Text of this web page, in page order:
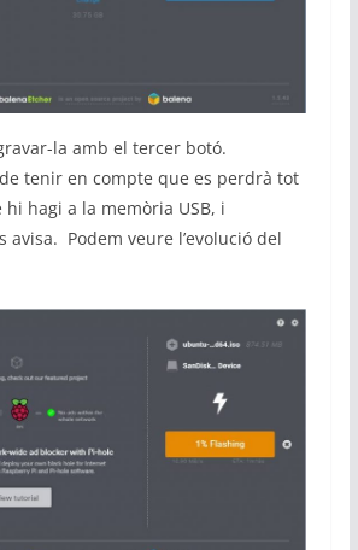
la amb el tercer botó.
de tenir en compte que es perdrà tot
hagi a la memòria USB, i
avisa. Podem veure l’evolució del